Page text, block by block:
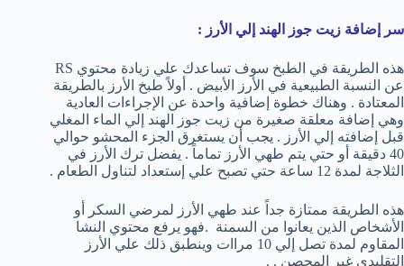
سر إضافة زيت جوز الهند إلي الأرز :
عن النسبة الطبيعية في الأرز الأبيض . أولاً طبخ الأرز بالطريقة
المعتادة . وهناك خطوة إضافية واحدة عن الإجراءات العادية
وهي إضافة معلقة صغيرة من زيت جوز الهند إلي الماء المغلي
قبل إضافته إلي الأرز . يجب أن يستغرق الجزء المحشو حوالي
40 دقيقة أو حتي يتم طهي الأرز تماماً . يفضل ترك الأرز في
الثلاجة لمدة 12 ساعة حتي تصبح علي إستعداد لتناول الطعام .
هذه الطريقة ممتازة جداً عند طهي الأرز لمرضي السكر أو
الأشخاص الذين يعانوا من السمنة .فهو يرفع محتوي النشا
المقاوم لمدة تصل إلي 10 مراات وينطبق ذلك علي الأرز
التقليدي غير المحصن . .